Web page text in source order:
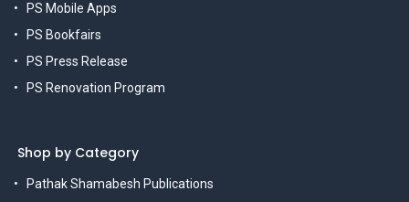
PS Mobile Apps
PS Bookfairs
PS Press Release
PS Renovation Program
Shop by Category
Pathak Shamabesh Publications